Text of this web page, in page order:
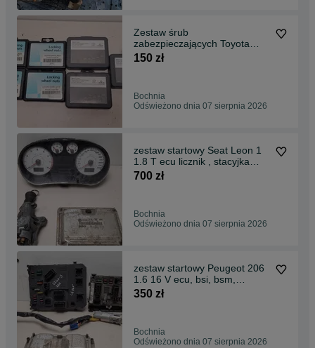
Zestaw śrub
zabezpieczających Toyota
Oryginal
150 zł
Bochnia
Odświeżono dnia 07 sierpnia 2026
zestaw startowy Seat Leon 1
1.8 T ecu licznik , stacyjka
263KM tunning
700 zł
Bochnia
Odświeżono dnia 07 sierpnia 2026
zestaw startowy Peugeot 206
1.6 16 V ecu, bsi, bsm,
stacyjka kluczyk
350 zł
Bochnia
Odświeżono dnia 07 sierpnia 2026